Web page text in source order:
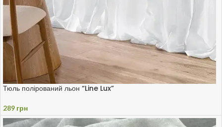
Тюль полірований льон “Line Lux”
289 грн